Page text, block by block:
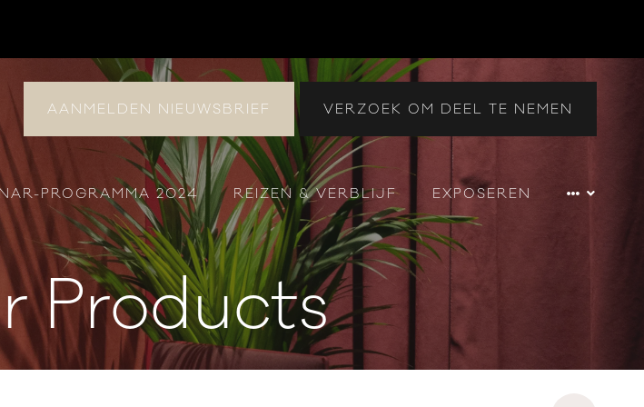
AANMELDEN NIEUWSBRIEF VERZOEK OM DEEL TE NEMEN
PROGRAMMA 2024 REIZEN & VERBLIJF EXPOSEREN
Products